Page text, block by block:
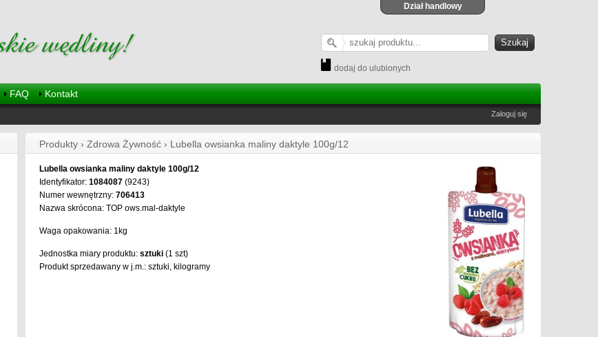
Dział handlowy
dodaj do ulubionych
FAQ Kontakt
Zaloguj się
Produkty › Zdrowa Żywność › Lubella owsianka maliny daktyle 100g/12
Lubella owsianka maliny daktyle 100g/12
Identyfikator: 1084087 (9243)
Numer wewnętrzny: 706413
Nazwa skrócona: TOP ows.mal-daktyle
Waga opakowania: 1kg
Jednostka miary produktu: sztuki (1 szt)
Produkt sprzedawany w j.m.: sztuki, kilogramy